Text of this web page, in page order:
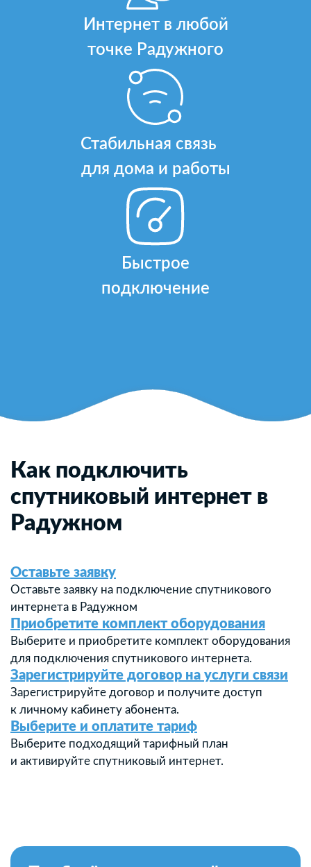
Интернет в любой
точке Радужного
Стабильная связь
для дома и работы
Быстрое
подключение
Как подключить
спутниковый интернет в
Радужном
Оставьте заявку
Оставьте заявку на подключение спутникового
интернета в Радужном
Приобретите комплект оборудования
Выберите и приобретите комплект оборудования
для подключения спутникового интернета.
Зарегистрируйте договор на услуги связи
Зарегистрируйте договор и получите доступ
к личному кабинету абонента.
Выберите и оплатите тариф
Выберите подходящий тарифный план
и активируйте спутниковый интернет.